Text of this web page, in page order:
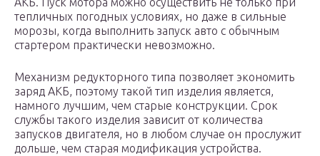
тепличных погодных условиях, но даже в сильные
морозы, когда выполнить запуск авто с обычным
стартером практически невозможно.
Механизм редукторного типа позволяет экономить
заряд АКБ, поэтому такой тип изделия является,
намного лучшим, чем старые конструкции. Срок
службы такого изделия зависит от количества
запусков двигателя, но в любом случае он прослужит
дольше, чем старая модификация устройства.